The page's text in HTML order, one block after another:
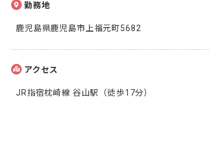
勤務地
鹿児島県鹿児島市上福元町5682
アクセス
JR指宿枕崎線 谷山駅（徒歩17分）